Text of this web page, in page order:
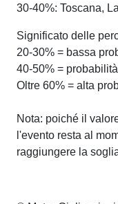
30-40%: Toscana,
Significato delle
20-30% = bassa
40-50% =
Oltre 60% = alta
Nota: poiché il
l'evento resta al
raggiungere la